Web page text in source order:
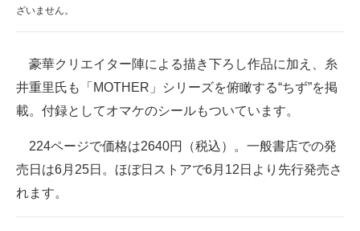
ざいません。
豪華クリエイター陣による描き下ろし作品に加え、糸
井重里氏も「MOTHER」シリーズを俯瞰する“ちず”を掲
載。付録としてオマケのシールもついています。
224ページで価格は2640円（税込）。一般書店での発
売日は6月25日。ほぼ日ストアで6月12日より先行発売さ
れます。